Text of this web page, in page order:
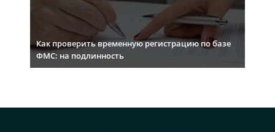
Как проверить временную регистрацию по базе
ФМС: на подлинность